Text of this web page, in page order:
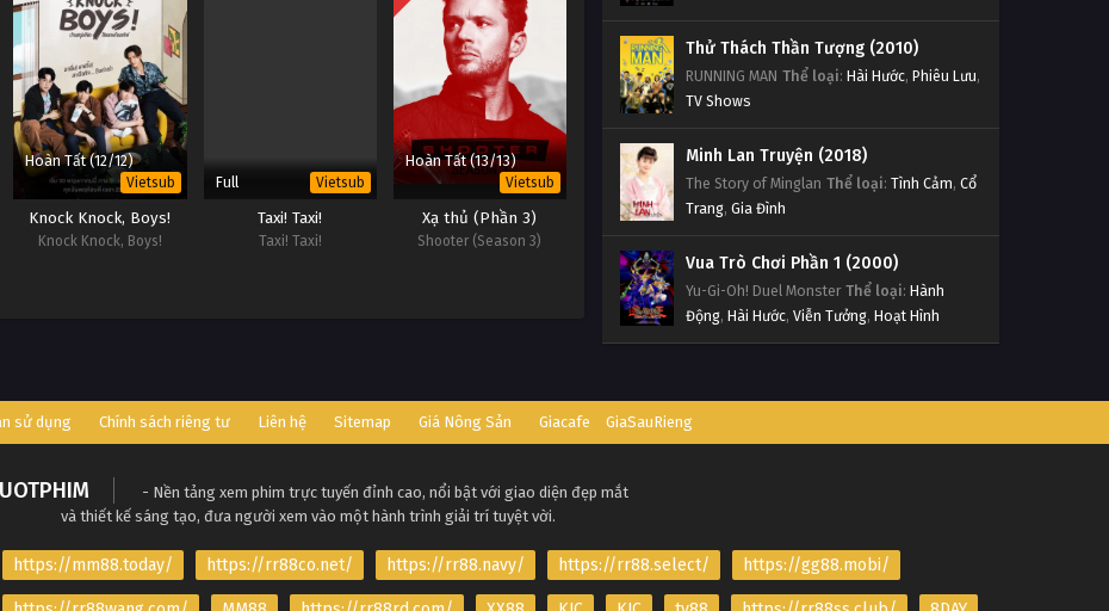
Hoàn Tất (12/12)
Vietsub
Knock Knock, Boys!
Knock Knock, Boys!
Full Vietsub
Taxi! Taxi!
Taxi! Taxi!
Hoàn Tất (13/13)
Vietsub
Xạ thủ (Phần 3)
Shooter (Season 3)
Thử Thách Thần Tượng (2010)
RUNNING MAN Thể loại: Hài Hước, Phiêu Lưu,
TV Shows
Minh Lan Truyện (2018)
The Story of Minglan Thể loại: Tình Cảm, Cổ
Trang, Gia Đình
Vua Trò Chơi Phần 1 (2000)
Yu-Gi-Oh! Duel Monster Thể loại: Hành
Động, Hài Hước, Viễn Tưởng, Hoạt Hình
sử dụng Chính sách riêng tư Liên hệ Sitemap Giá Nông Sản Giacafe GiaSauRieng
- Nền tảng xem phim trực tuyến đỉnh cao, nổi bật với giao diện đẹp mắt
và thiết kế sáng tạo, đưa người xem vào một hành trình giải trí tuyệt vời.
https://mm88.today/ https://rr88co.net/ https://rr88.navy/ https://rr88.select/ https://gg88.mobi/